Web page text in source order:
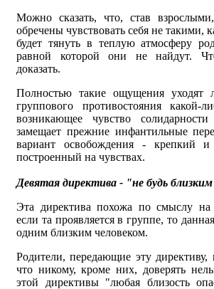
Можно сказать, что, став
обречены чувствовать себя не такими,
будет тянуть в теплую атмосферу
равной которой они не найдут.
доказать.
Полностью такие ощущения уходят
группового противостояния какой-
возникающее чувство
замещает прежние инфантильные
вариант освобождения - крепкий
построенный на чувствах.
Девятая директива - "не будь
Эта директива похожа по смыслу
если та проявляется в группе, то
одним близким человеком.
Родители, передающие эту директиву,
что никому, кроме них, доверять
этой директивы "любая близость